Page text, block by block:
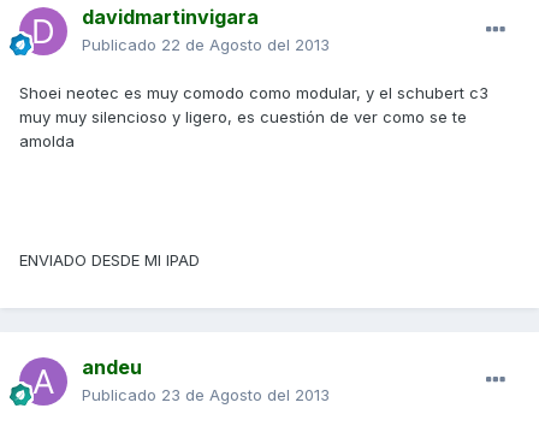
davidmartinvigara
Publicado 22 de Agosto del 2013
Shoei neotec es muy comodo como modular, y el schubert c3
muy muy silencioso y ligero, es cuestión de ver como se te
amolda
ENVIADO DESDE MI IPAD
andeu
Publicado 23 de Agosto del 2013